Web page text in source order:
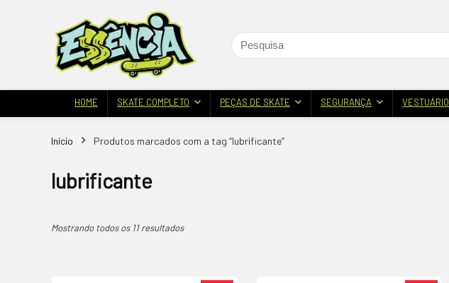
HOME SKATE COMPLETO PEÇAS DE SKATE SEGURANÇA VESTUÁRIO
Início Produtos marcados com a tag “lubrificante”
lubrificante
Mostrando todos os 11 resultados